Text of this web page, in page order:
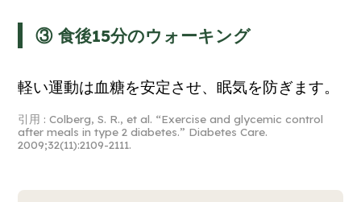
③ 食後15分のウォーキング
軽い運動は血糖を安定させ、眠気を防ぎます。
引用 : Colberg, S. R., et al. “Exercise and glycemic control
after meals in type 2 diabetes.” Diabetes Care.
2009;32(11):2109-2111.